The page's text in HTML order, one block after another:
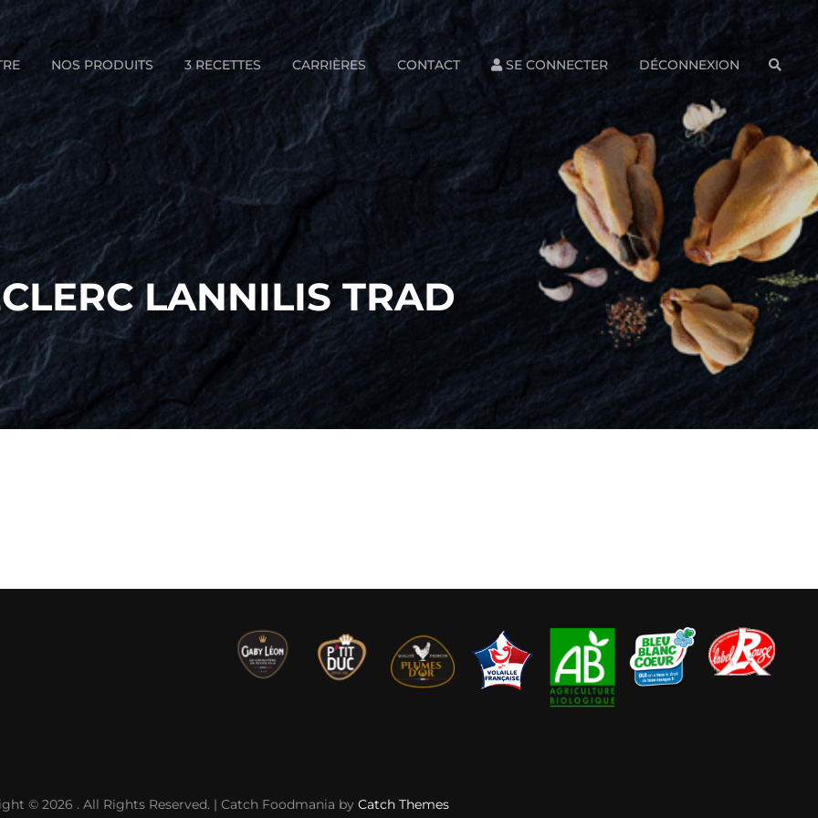
NOS PRODUITS 3 RECETTES CARRIÈRES CONTACT SE CONNECTER DÉCONNEXION
LANNILIS TRAD
© 2026 . All Rights Reserved. | Catch Foodmania by Catch Themes